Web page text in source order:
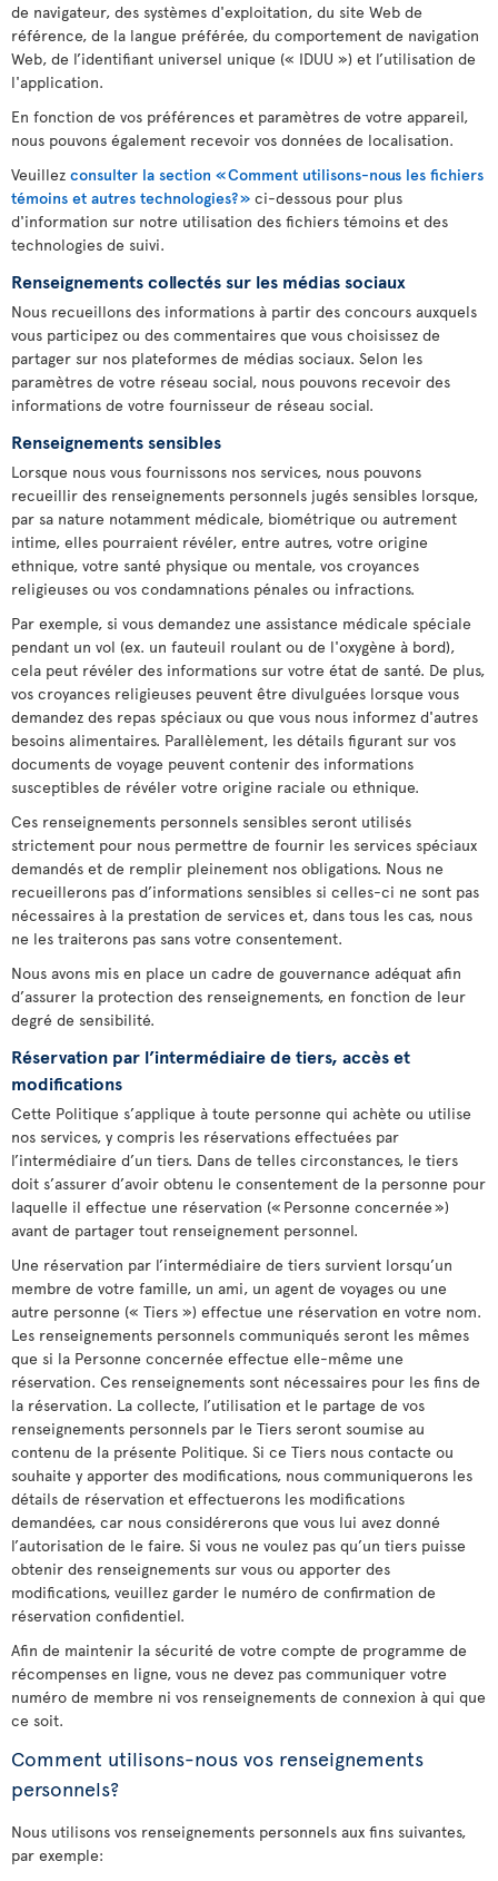
de navigateur, des systèmes d'exploitation, du site Web de
référence, de la langue préférée, du comportement de navigation
Web, de l’identifiant universel unique (« IDUU ») et l’utilisation de
l'application.
En fonction de vos préférences et paramètres de votre appareil,
nous pouvons également recevoir vos données de localisation.
Veuillez consulter la section « Comment utilisons-nous les fichiers
témoins et autres technologies? » ci-dessous pour plus
d'information sur notre utilisation des fichiers témoins et des
technologies de suivi.
Renseignements collectés sur les médias sociaux
Nous recueillons des informations à partir des concours auxquels
vous participez ou des commentaires que vous choisissez de
partager sur nos plateformes de médias sociaux. Selon les
paramètres de votre réseau social, nous pouvons recevoir des
informations de votre fournisseur de réseau social.
Renseignements sensibles
Lorsque nous vous fournissons nos services, nous pouvons
recueillir des renseignements personnels jugés sensibles lorsque,
par sa nature notamment médicale, biométrique ou autrement
intime, elles pourraient révéler, entre autres, votre origine
ethnique, votre santé physique ou mentale, vos croyances
religieuses ou vos condamnations pénales ou infractions.
Par exemple, si vous demandez une assistance médicale spéciale
pendant un vol (ex. un fauteuil roulant ou de l'oxygène à bord),
cela peut révéler des informations sur votre état de santé. De plus,
vos croyances religieuses peuvent être divulguées lorsque vous
demandez des repas spéciaux ou que vous nous informez d'autres
besoins alimentaires. Parallèlement, les détails figurant sur vos
documents de voyage peuvent contenir des informations
susceptibles de révéler votre origine raciale ou ethnique.
Ces renseignements personnels sensibles seront utilisés
strictement pour nous permettre de fournir les services spéciaux
demandés et de remplir pleinement nos obligations. Nous ne
recueillerons pas d’informations sensibles si celles-ci ne sont pas
nécessaires à la prestation de services et, dans tous les cas, nous
ne les traiterons pas sans votre consentement.
Nous avons mis en place un cadre de gouvernance adéquat afin
d’assurer la protection des renseignements, en fonction de leur
degré de sensibilité.
Réservation par l’intermédiaire de tiers, accès et
modifications
Cette Politique s’applique à toute personne qui achète ou utilise
nos services, y compris les réservations effectuées par
l’intermédiaire d’un tiers. Dans de telles circonstances, le tiers
doit s’assurer d’avoir obtenu le consentement de la personne pour
laquelle il effectue une réservation (« Personne concernée »)
avant de partager tout renseignement personnel.
Une réservation par l’intermédiaire de tiers survient lorsqu’un
membre de votre famille, un ami, un agent de voyages ou une
autre personne (« Tiers ») effectue une réservation en votre nom.
Les renseignements personnels communiqués seront les mêmes
que si la Personne concernée effectue elle-même une
réservation. Ces renseignements sont nécessaires pour les fins de
la réservation. La collecte, l’utilisation et le partage de vos
renseignements personnels par le Tiers seront soumise au
contenu de la présente Politique. Si ce Tiers nous contacte ou
souhaite y apporter des modifications, nous communiquerons les
détails de réservation et effectuerons les modifications
demandées, car nous considérerons que vous lui avez donné
l’autorisation de le faire. Si vous ne voulez pas qu’un tiers puisse
obtenir des renseignements sur vous ou apporter des
modifications, veuillez garder le numéro de confirmation de
réservation confidentiel.
Afin de maintenir la sécurité de votre compte de programme de
récompenses en ligne, vous ne devez pas communiquer votre
numéro de membre ni vos renseignements de connexion à qui que
ce soit.
Comment utilisons-nous vos renseignements
personnels?
Nous utilisons vos renseignements personnels aux fins suivantes,
par exemple: